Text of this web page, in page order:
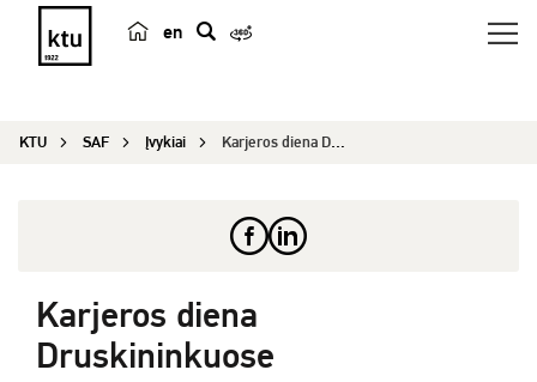
en
e
KTU SAF Įvykiai Karjeros diena Druskininkuose
Karjeros diena
Druskininkuose